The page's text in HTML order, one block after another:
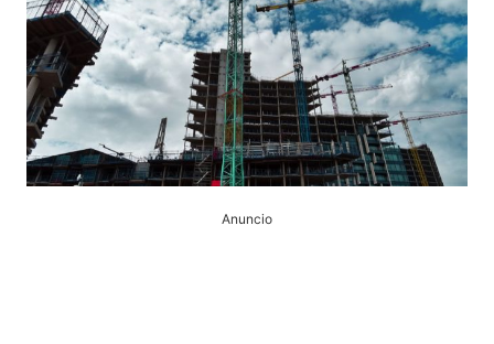
Anuncio